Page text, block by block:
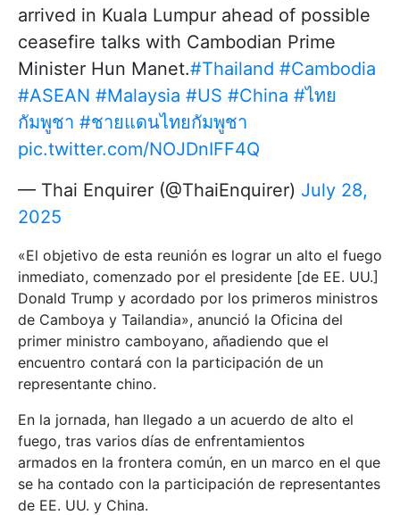
arrived in Kuala Lumpur ahead of possible
ceasefire talks with Cambodian Prime
Minister Hun Manet.#Thailand #Cambodia
#ASEAN #Malaysia #US #China #ไทย
กัมพูชา #ชายแดนไทยกัมพูชา
pic.twitter.com/NOJDnIFF4Q
— Thai Enquirer (@ThaiEnquirer) July 28,
2025
«El objetivo de esta reunión es lograr un alto el fuego
inmediato, comenzado por el presidente [de EE. UU.]
Donald Trump y acordado por los primeros ministros
de Camboya y Tailandia», anunció la Oficina del
primer ministro camboyano, añadiendo que el
encuentro contará con la participación de un
representante chino.
En la jornada, han llegado a un acuerdo de alto el
fuego, tras varios días de enfrentamientos
armados en la frontera común, en un marco en el que
se ha contado con la participación de representantes
de EE. UU. y China.